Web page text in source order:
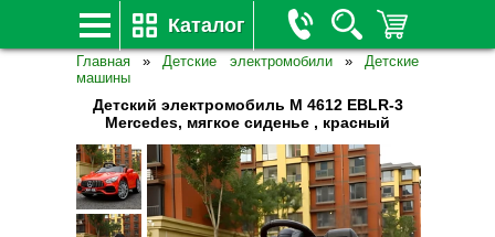
Каталог
Главная »Детские электромобили »Детские
машины
Детский электромобиль M 4612 EBLR-3
Mercedes, мягкое сиденье , красный